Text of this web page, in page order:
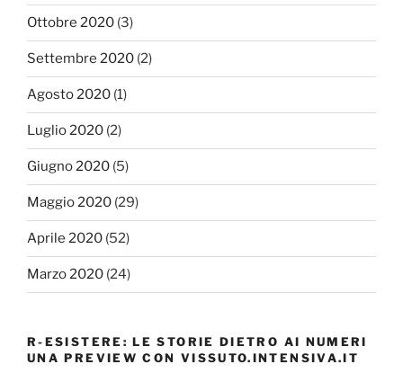
Ottobre 2020 (3)
Settembre 2020 (2)
Agosto 2020 (1)
Luglio 2020 (2)
Giugno 2020 (5)
Maggio 2020 (29)
Aprile 2020 (52)
Marzo 2020 (24)
R-ESISTERE: LE STORIE DIETRO AI NUMERI
UNA PREVIEW CON VISSUTO.INTENSIVA.IT